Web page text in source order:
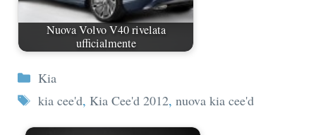
Nuova Volvo V40 rivelata
ufficialmente
Categorie
Kia
Tag
kia cee'd, Kia Cee'd 2012, nuova kia cee'd